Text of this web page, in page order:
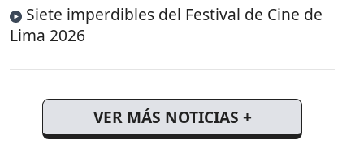
Siete imperdibles del Festival de Cine de
Lima 2026
VER MÁS NOTICIAS +